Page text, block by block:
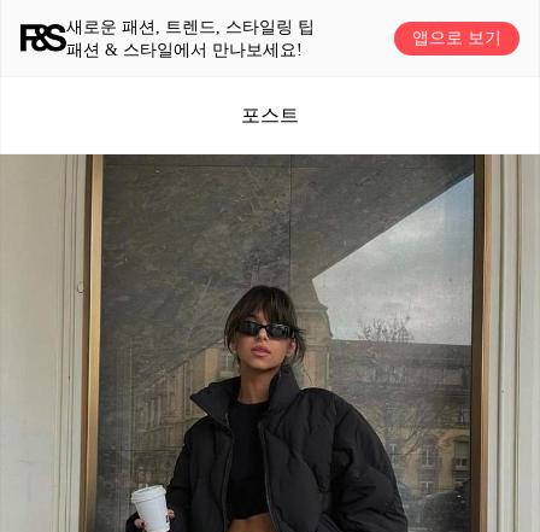
새로운 패션, 트렌드, 스타일링 팁
패션 & 스타일에서 만나보세요!
앱으로 보기
포스트